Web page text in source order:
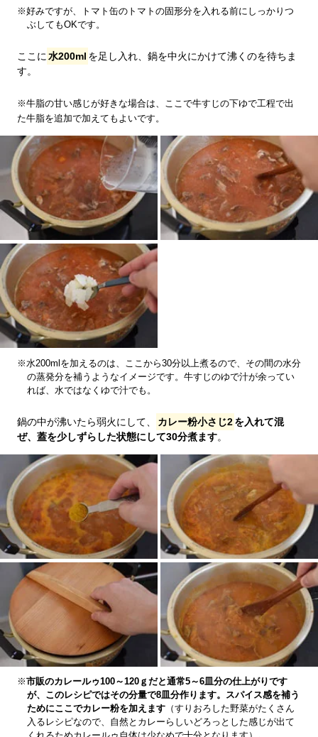
※好みですが、トマト缶のトマトの固形分を入れる前にしっかりつ
ぶしてもOKです。
ここに 水200ml を足し入れ、鍋を中火にかけて沸くのを待ちま
す。
※牛脂の甘い感じが好きな場合は、ここで牛すじの下ゆで工程で出
た牛脂を追加で加えてもよいです。
※水200mlを加えるのは、ここから30分以上煮るので、その間の水分
の蒸発分を補うようなイメージです。牛すじのゆで汁が余ってい
れば、水ではなくゆで汁でも。
鍋の中が沸いたら弱火にして、 カレー粉小さじ2を入れて混
ぜ、蓋を少しずらした状態にして30分煮ます。
※市販のカレールゥ100～120ｇだと通常5～6皿分の仕上がりです
が、このレシピではその分量で8皿分作ります。スパイス感を補う
ためにここでカレー粉を加えます （すりおろした野菜がたくさん
入るレシピなので、自然とカレーらしいどろっとした感じが出て